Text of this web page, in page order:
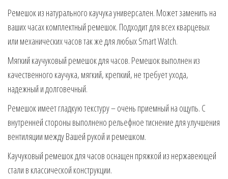
Ремешок из натурального каучука универсален. Может заменить на
ваших часах комплектный ремешок. Подходит для всех кварцевых
или механических часов так же для любых Smart Watch.
Мягкий каучуковый ремешок для часов. Ремешок выполнен из
качественного каучука, мягкий, крепкий, не требует ухода,
надежный и долговечный.
Ремешок имеет гладкую текстуру – очень приемный на ощупь. С
внутренней стороны выполнено рельефное тиснение для улучшения
вентиляции между Вашей рукой и ремешком.
Каучуковый ремешок для часов оснащен пряжкой из нержавеющей
стали в классической конструкции.